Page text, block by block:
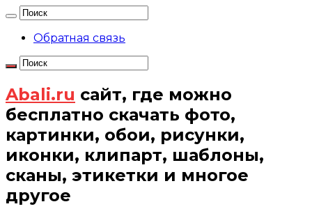
Обратная связь
Abali.ru сайт, где можно
бесплатно скачать фото,
картинки, обои, рисунки,
иконки, клипарт, шаблоны,
сканы, этикетки и многое
другое